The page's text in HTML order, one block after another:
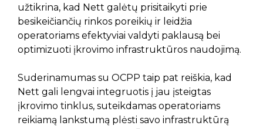
užtikrina, kad Nett galėtų prisitaikyti prie
besikeičiančių rinkos poreikių ir leidžia
operatoriams efektyviai valdyti paklausą bei
optimizuoti įkrovimo infrastruktūros naudojimą.
Suderinamumas su OCPP taip pat reiškia, kad
Nett gali lengvai integruotis į jau įsteigtas
įkrovimo tinklus, suteikdamas operatoriams
reikiamą lankstumą plėsti savo infrastruktūrą